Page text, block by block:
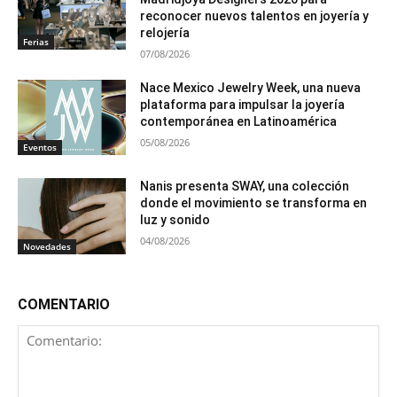
Ferias
reconocer nuevos talentos en joyería y
relojería
07/08/2026
Eventos
Nace Mexico Jewelry Week, una nueva
plataforma para impulsar la joyería
contemporánea en Latinoamérica
05/08/2026
Novedades
Nanis presenta SWAY, una colección
donde el movimiento se transforma en
luz y sonido
04/08/2026
COMENTARIO